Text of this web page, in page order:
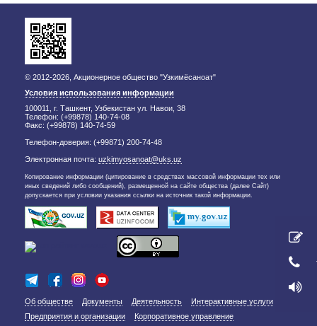
© 2012-2026, Акционерное общество "Узкимёсаноат"
Условия использования информации
100011, г. Ташкент, Узбекистан ул. Навои, 38
Телефон: (+99878) 140-74-08
Факс: (+99878) 140-74-59
Телефон-доверия: (+99871) 200-74-48
Электронная почта: uzkimyosanoat@uks.uz
Копирование информации (цитирование в средствах массовой информации тех или
иных сведений либо сообщений), размещенной на сайте общества (далее Сайт)
допускается при условии указания ссылки на источник такой информации.
Об обществе Документы Деятельность
Интерактивные услуги
Предприятия и организации
Корпоративное управление